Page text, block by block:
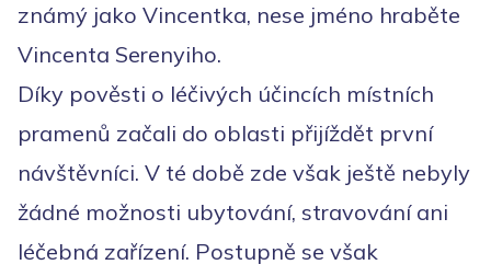
známý jako Vincentka, nese jméno hraběte
Vincenta Serenyiho.
Díky pověsti o léčivých účincích místních
pramenů začali do oblasti přijíždět první
návštěvníci. V té době zde však ještě nebyly
žádné možnosti ubytování, stravování ani
léčebná zařízení. Postupně se však